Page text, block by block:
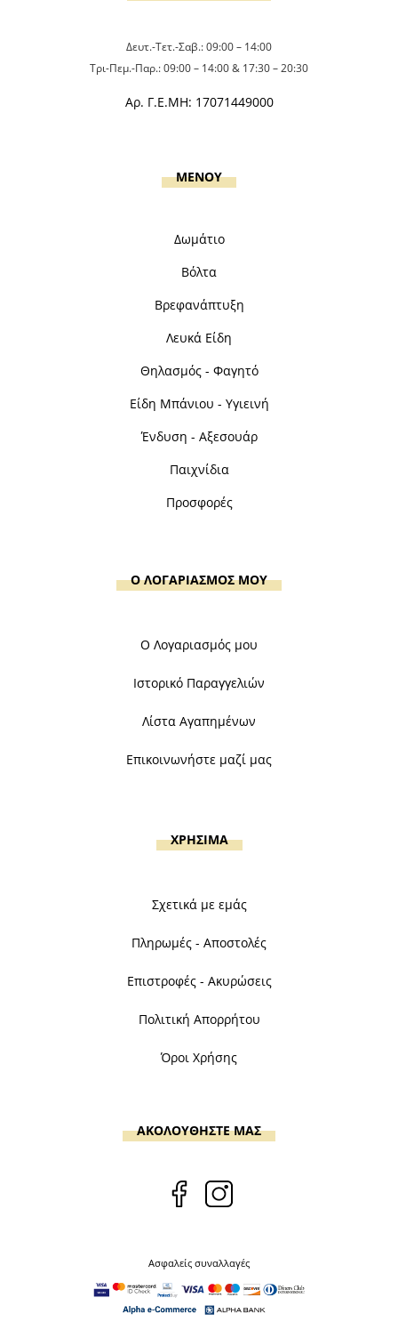
Δευτ.-Τετ.-Σαβ.: 09:00 – 14:00
Τρι-Πεμ.-Παρ.: 09:00 – 14:00 & 17:30 – 20:30
Αρ. Γ.Ε.ΜΗ: 17071449000
MENOY
Δωμάτιο
Βόλτα
Βρεφανάπτυξη
Λευκά Είδη
Θηλασμός - Φαγητό
Είδη Μπάνιου - Υγιεινή
Ένδυση - Αξεσουάρ
Παιχνίδια
Προσφορές
Ο ΛΟΓΑΡΙΑΣΜΟΣ ΜΟΥ
Ο Λογαριασμός μου
Ιστορικό Παραγγελιών
Λίστα Αγαπημένων
Επικοινωνήστε μαζί μας
ΧΡΗΣΙΜΑ
Σχετικά με εμάς
Πληρωμές - Αποστολές
Επιστροφές - Ακυρώσεις
Πολιτική Απορρήτου
Όροι Χρήσης
ΑΚΟΛΟΥΘΗΣΤΕ ΜΑΣ
Ασφαλείς συναλλαγές